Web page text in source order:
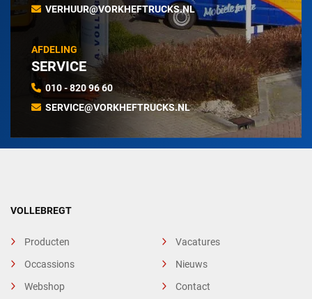
VERHUUR@VORKHEFTRUCKS.NL
AFDELING
SERVICE
010 - 820 96 60
SERVICE@VORKHEFTRUCKS.NL
VOLLEBREGT
Producten
Occassions
Webshop
Vacatures
Nieuws
Contact